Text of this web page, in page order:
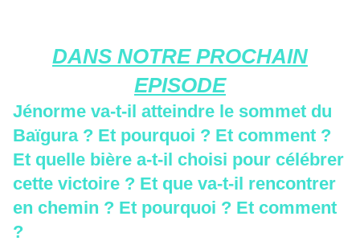
DANS NOTRE PROCHAIN
EPISODE
Jénorme va-t-il atteindre le sommet du
Baïgura ? Et pourquoi ? Et comment ?
Et quelle bière a-t-il choisi pour célébrer
cette victoire ? Et que va-t-il rencontrer
en chemin ? Et pourquoi ? Et comment
?